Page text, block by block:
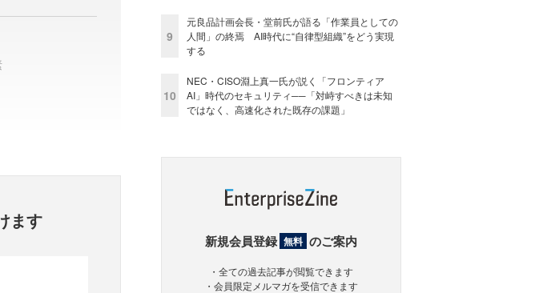
ます
9
元良品計画会長・堂前氏が語る「作業員としての
人間」の終焉 AI時代に“自律型組織”をどう実現
する
10
NEC・CISO淵上真一氏が説く「フロンティア
AI」時代のセキュリティ──「対峙すべきは未知
ではなく、高速化された既存の課題」
新規会員登録 無料 のご案内
・全ての過去記事が閲覧できます
・会員限定メルマガを受信できます